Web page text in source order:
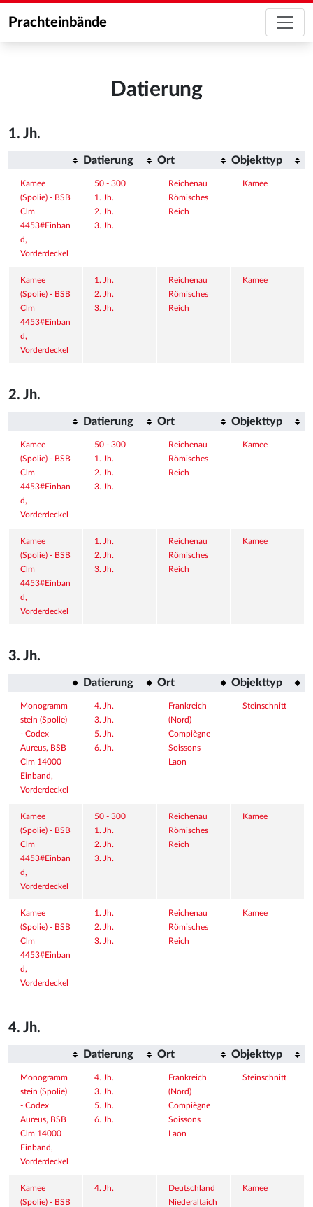
Prachteinbände
Datierung
1. Jh.
Datierung Ort Objekttyp
Kamee
(Spolie) - BSB
Clm
4453#Einban
d,
Vorderdeckel
50 - 300
1. Jh.
2. Jh.
3. Jh.
Reichenau
Römisches
Reich
Kamee
Kamee
(Spolie) - BSB
Clm
4453#Einban
d,
Vorderdeckel
1. Jh.
2. Jh.
3. Jh.
Reichenau
Römisches
Reich
Kamee
2. Jh.
Datierung Ort Objekttyp
Kamee
(Spolie) - BSB
Clm
4453#Einban
d,
Vorderdeckel
50 - 300
1. Jh.
2. Jh.
3. Jh.
Reichenau
Römisches
Reich
Kamee
Kamee
(Spolie) - BSB
Clm
4453#Einban
d,
Vorderdeckel
1. Jh.
2. Jh.
3. Jh.
Reichenau
Römisches
Reich
Kamee
3. Jh.
Datierung Ort Objekttyp
Monogramm
stein (Spolie)
- Codex
Aureus, BSB
Clm 14000
Einband,
Vorderdeckel
4. Jh.
3. Jh.
5. Jh.
6. Jh.
Frankreich
(Nord)
Compiègne
Soissons
Laon
Steinschnitt
Kamee
(Spolie) - BSB
Clm
4453#Einban
d,
Vorderdeckel
50 - 300
1. Jh.
2. Jh.
3. Jh.
Reichenau
Römisches
Reich
Kamee
Kamee
(Spolie) - BSB
Clm
4453#Einban
d,
Vorderdeckel
1. Jh.
2. Jh.
3. Jh.
Reichenau
Römisches
Reich
Kamee
4. Jh.
Datierung Ort Objekttyp
Monogramm
stein (Spolie)
- Codex
Aureus, BSB
Clm 14000
Einband,
Vorderdeckel
4. Jh.
3. Jh.
5. Jh.
6. Jh.
Frankreich
(Nord)
Compiègne
Soissons
Laon
Steinschnitt
Kamee
(Spolie) - BSB
4. Jh.
Deutschland
Niederaltaich
Kamee